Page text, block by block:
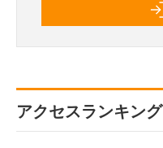
アクセスランキング